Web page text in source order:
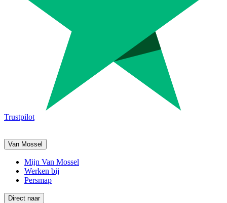
Trustpilot
Van Mossel
Mijn Van Mossel
Werken bij
Persmap
Direct naar